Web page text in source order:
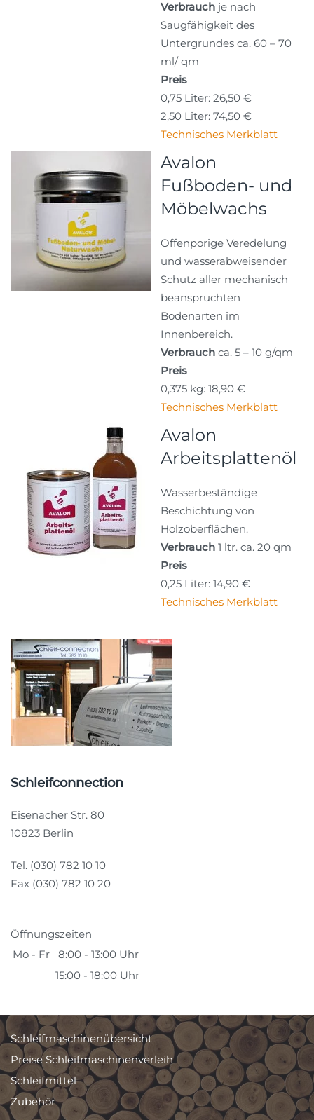
Verbrauch je nach
Saugfähigkeit des
Untergrundes ca. 60 – 70
ml/ qm
Preis
0,75 Liter: 26,50 €
2,50 Liter: 74,50 €
Technisches Merkblatt
Avalon
Fußboden- und
Möbelwachs
Offenporige Veredelung
und wasserabweisender
Schutz aller mechanisch
beanspruchten
Bodenarten im
Innenbereich.
Verbrauch ca. 5 – 10 g/qm
Preis
0,375 kg: 18,90 €
Technisches Merkblatt
Avalon
Arbeitsplattenöl
Wasserbeständige
Beschichtung von
Holzoberflächen.
Verbrauch 1 ltr. ca. 20 qm
Preis
0,25 Liter: 14,90 €
Technisches Merkblatt
Schleifconnection
Eisenacher Str. 80
10823 Berlin
Tel. (030) 782 10 10
Fax (030) 782 10 20
Öffnungszeiten
Mo - Fr
8:00 - 13:00 Uhr
15:00 - 18:00 Uhr
Schleifmaschinenübersicht
Preise Schleifmaschinenverleih
Schleifmittel
Zubehör